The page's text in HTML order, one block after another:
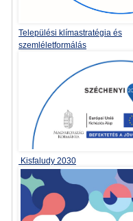
Települési klímastratégia és
szemléletformálás
Kisfaludy 2030